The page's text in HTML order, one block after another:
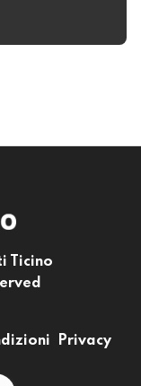
Ticino
Privacy